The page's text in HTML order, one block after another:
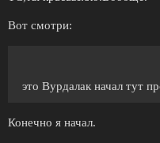
Вот смотри:
это Вурдалак начал тут
Конечно я начал.